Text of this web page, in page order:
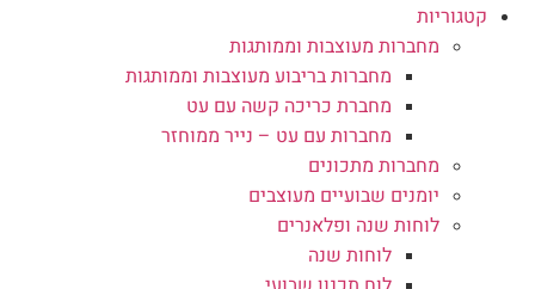
קטגוריות
מחברות מעוצבות וממותגות
מחברות בריבוע מעוצבות וממותגות
מחברת כריכה קשה עם עט
מחברות עם עט – נייר ממוחזר
מחברות מתכונים
יומנים שבועיים מעוצבים
לוחות שנה ופלאנרים
לוחות שנה